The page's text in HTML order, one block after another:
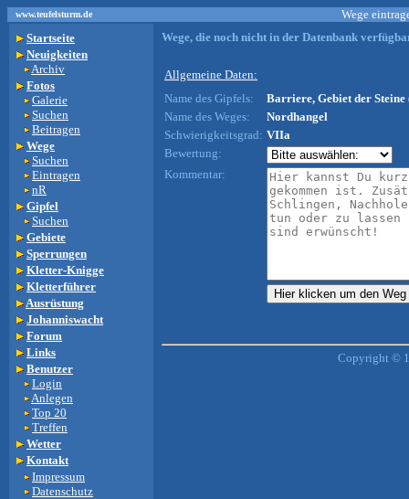
www.teufelsturm.de
Wege
Startseite
Neuigkeiten
Archiv
Fotos
Galerie
Suchen
Beitragen
Wege
Suchen
Eintragen
nR
Gipfel
Suchen
Gebiete
Sperrungen
Kletter-Knigge
Kletterführer
Ausrüstung
Johanniswacht
Forum
Links
Benutzer
Login
Anlegen
Top 20
Treffen
Wetter
Kontakt
Impressum
Datenschutz
Wege, die noch nicht in der Datenbank
Allgemeine Daten:
Name des Gipfels:
Barriere, Gebiet der Steine
Name des Weges:
Nordhangel
Schwierigkeitsgrad: VIIa
Bewertung:
Kommentar:
Copyright ©